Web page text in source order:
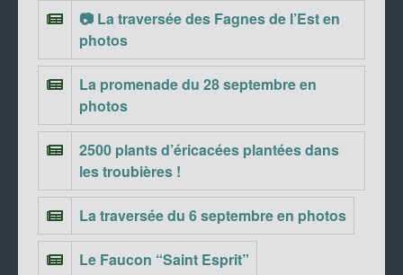
📷 La traversée des Fagnes de l’Est en
photos
La promenade du 28 septembre en
photos
2500 plants d’éricacées plantées dans
les troubières !
La traversée du 6 septembre en photos
Le Faucon “Saint Esprit”